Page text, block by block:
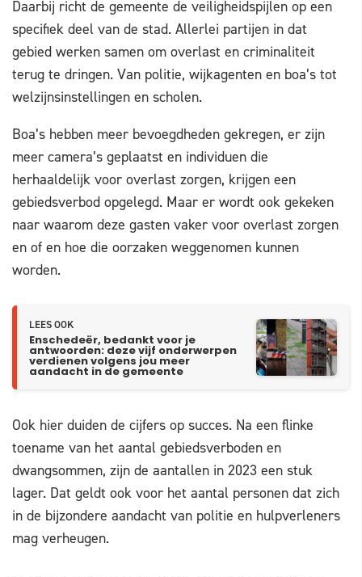
Daarbij richt de gemeente de veiligheidspijlen op een
specifiek deel van de stad. Allerlei partijen in dat
gebied werken samen om overlast en criminaliteit
terug te dringen. Van politie, wijkagenten en boa’s tot
welzijnsinstellingen en scholen.
Boa’s hebben meer bevoegdheden gekregen, er zijn
meer camera’s geplaatst en individuen die
herhaaldelijk voor overlast zorgen, krijgen een
gebiedsverbod opgelegd. Maar er wordt ook gekeken
naar waarom deze gasten vaker voor overlast zorgen
en of en hoe die oorzaken weggenomen kunnen
worden.
LEES OOK
Enschedeër, bedankt voor je
antwoorden: deze vijf onderwerpen
verdienen volgens jou meer
aandacht in de gemeente
Ook hier duiden de cijfers op succes. Na een flinke
toename van het aantal gebiedsverboden en
dwangsommen, zijn de aantallen in 2023 een stuk
lager. Dat geldt ook voor het aantal personen dat zich
in de bijzondere aandacht van politie en hulpverleners
mag verheugen.